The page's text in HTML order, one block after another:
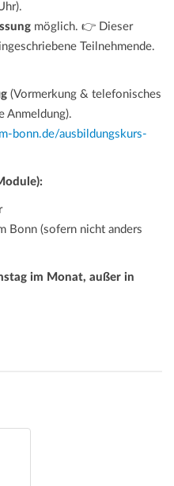
möglich. 👉 Dieser
Teilnehmende.
(Vormerkung & telefonisches
Anmeldung).
bonn.de/ausbildungskurs-
Bonn (sofern nicht anders
im Monat, außer in